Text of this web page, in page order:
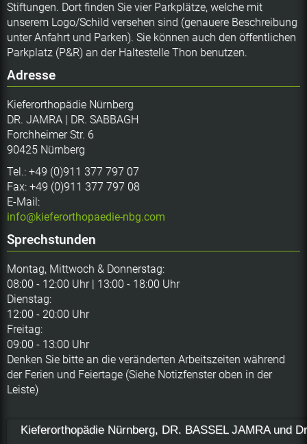
Adresse
Kieferorthopädie Nürnberg
DR. JAMRA | DR. SABBAGH
Forchheimer Str. 6
90425 Nürnberg
Tel.: +49 (0)911 377 797 07
Fax: +49 (0)911 377 797 08
E-Mail:
info@kieferorthopaedie-nbg.com
Sprechstunden
Montag, Mittwoch & Donnerstag:
08:00 - 12:00 Uhr | 13:00 - 18:00 Uhr
Dienstag:
12:00 - 20:00 Uhr
Freitag:
09:00 - 13:00 Uhr
Denken Sie bitte an die veränderten Arbeitszeiten während
der Ferien und Feiertage (Siehe Notizfenster oben in der
Leiste)
Kieferorthopädie Nürnberg, DR. BASSEL JAMRA und
Stiftungen. Dort finden Sie vier Parkplätze, welche mit
unserem Logo/Schild versehen sind (genauere Beschreibung
unter Anfahrt und Parken). Sie können auch den öffentlichen
Parkplatz (P&R) an der Haltestelle Thon benutzen.